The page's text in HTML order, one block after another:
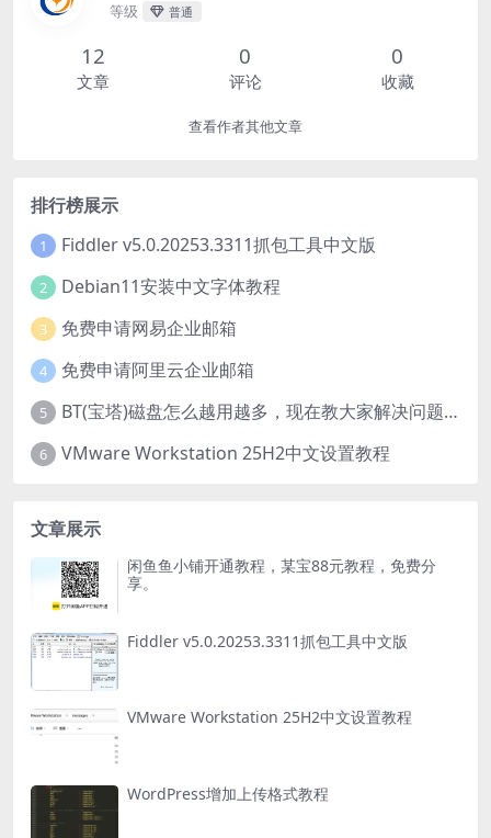
等级 普通
12
文章
0
评论
0
收藏
查看作者其他文章
排行榜展示
1 Fiddler v5.0.20253.3311抓包工具中文版
2 Debian11安装中文字体教程
3 免费申请网易企业邮箱
4 免费申请阿里云企业邮箱
5 BT(宝塔)磁盘怎么越用越多，现在教大家解决问题。
6 VMware Workstation 25H2中文设置教程
文章展示
闲鱼鱼小铺开通教程，某宝88元教程，免费分
享。
Fiddler v5.0.20253.3311抓包工具中文版
VMware Workstation 25H2中文设置教程
WordPress增加上传格式教程